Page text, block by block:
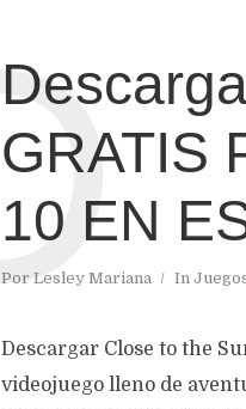
GRATIS
10 EN
Por Lesley Mariana In
D
Descargar Close to the
videojuego lleno de